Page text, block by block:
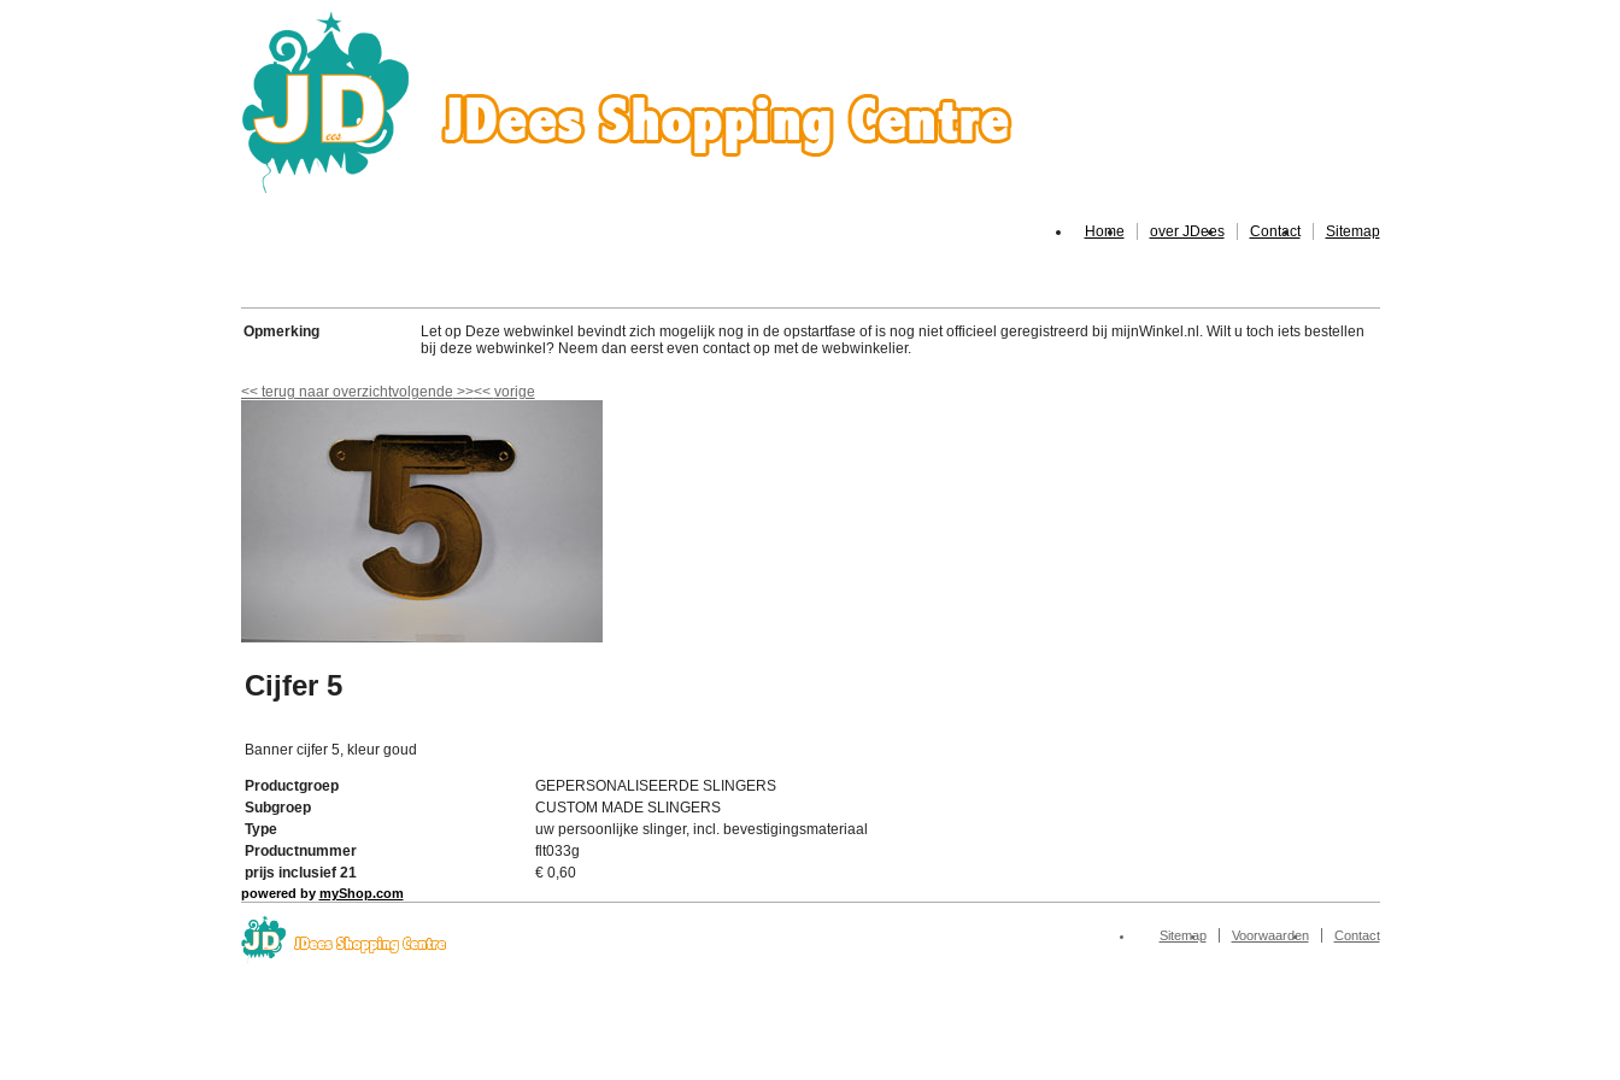
Home over JDees Contact Sitemap
Opmerking
Let op Deze webwinkel bevindt zich mogelijk nog in de opstartfase of is nog niet officieel geregistreerd bij mijnWinkel.nl. Wilt u toch iets bestellen
bij deze webwinkel? Neem dan eerst even contact op met de webwinkelier.
<< terug naar overzichtvolgende >><< vorige
Cijfer 5
Banner cijfer 5, kleur goud
Productgroep
GEPERSONALISEERDE SLINGERS
Subgroep
CUSTOM MADE SLINGERS
Type
uw persoonlijke slinger, incl. bevestigingsmateriaal
Productnummer
flt033g
prijs inclusief 21
€ 0,60
powered by myShop.com
Sitemap Voorwaarden Contact